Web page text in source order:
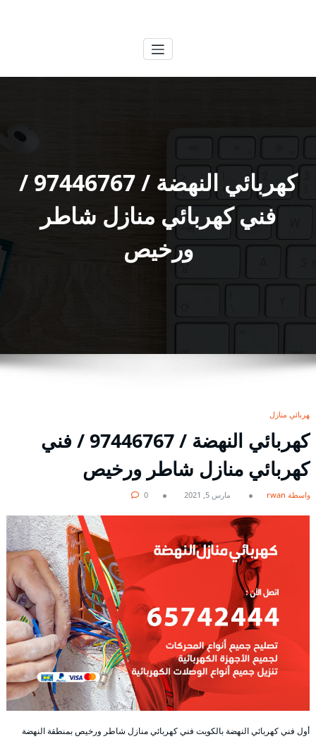
كهربائي النهضة / 97446767 /
فني كهربائي منازل شاطر
ورخيص
كهربائي منازل
كهربائي النهضة / 97446767 / فني
كهربائي منازل شاطر ورخيص
بواسطة rwan مارس 5, 2021 0
أول فني كهربائي النهضة بالكويت فني كهربائي منازل شاطر ورخيص بمنطقة النهضة